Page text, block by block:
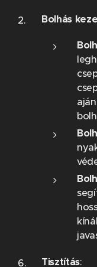
Bolhás
Tisztítás: